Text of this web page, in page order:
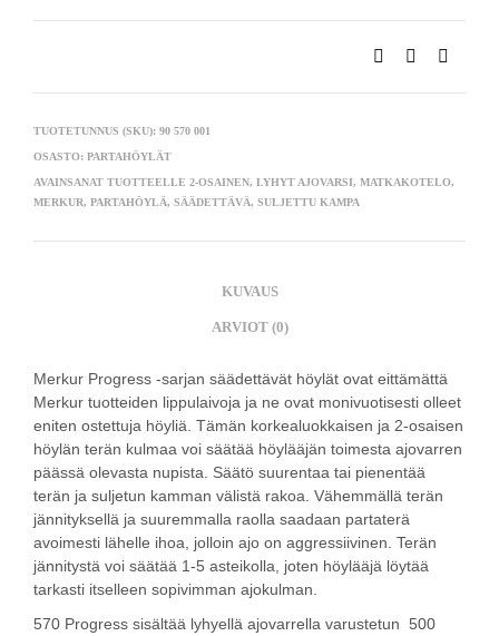
TUOTETUNNUS (SKU): 90 570 001
OSASTO: PARTAHÖYLÄT
AVAINSANAT TUOTTEELLE 2-OSAINEN, LYHYT AJOVARSI, MATKAKOTELO,
MERKUR, PARTAHÖYLÄ, SÄÄDETTÄVÄ, SULJETTU KAMPA
KUVAUS
ARVIOT (0)
Merkur Progress -sarjan säädettävät höylät ovat eittämättä
Merkur tuotteiden lippulaivoja ja ne ovat monivuotisesti olleet
eniten ostettuja höyliä. Tämän korkealuokkaisen ja 2-osaisen
höylän terän kulmaa voi säätää höylääjän toimesta ajovarren
päässä olevasta nupista. Säätö suurentaa tai pienentää
terän ja suljetun kamman välistä rakoa. Vähemmällä terän
jännityksellä ja suuremmalla raolla saadaan partaterä
avoimesti lähelle ihoa, jolloin ajo on aggressiivinen. Terän
jännitystä voi säätää 1-5 asteikolla, joten höylääjä löytää
tarkasti itselleen sopivimman ajokulman.
570 Progress sisältää lyhyellä ajovarrella varustetun 500